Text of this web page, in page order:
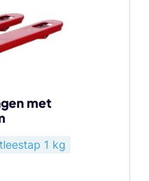
met
1 kg